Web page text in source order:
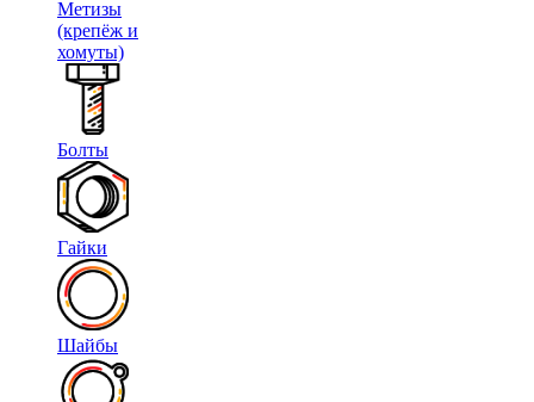
Метизы
(крепёж и
хомуты)
Болты
Гайки
Шайбы